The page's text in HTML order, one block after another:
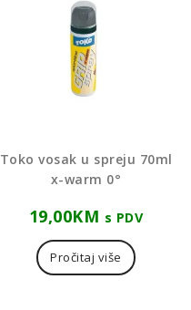
Toko vosak u spreju 70ml
x-warm 0°
19,00KM s PDV
Pročitaj više